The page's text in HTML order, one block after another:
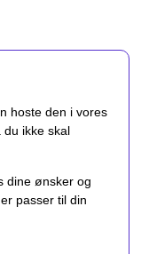
hoste den i vores
du ikke skal
dine ønsker og
passer til din